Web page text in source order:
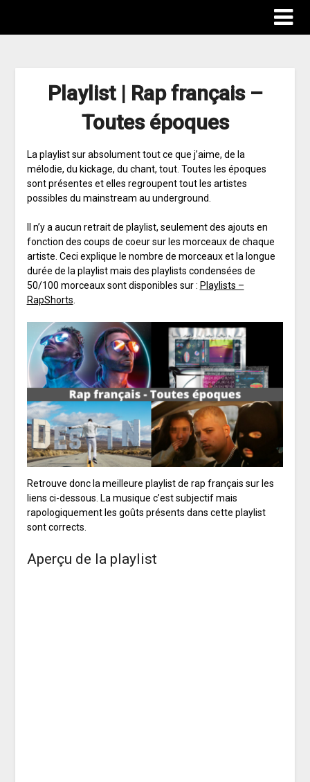
Playlist | Rap français –
Toutes époques
La playlist sur absolument tout ce que j’aime, de la
mélodie, du kickage, du chant, tout. Toutes les époques
sont présentes et elles regroupent tout les artistes
possibles du mainstream au underground.
Il n’y a aucun retrait de playlist, seulement des ajouts en
fonction des coups de coeur sur les morceaux de chaque
artiste. Ceci explique le nombre de morceaux et la longue
durée de la playlist mais des playlists condensées de
50/100 morceaux sont disponibles sur : Playlists –
RapShorts
Retrouve donc la meilleure playlist de rap français sur les
liens ci-dessous. La musique c’est subjectif mais
rapologiquement les goûts présents dans cette playlist
sont corrects.
Aperçu de la playlist